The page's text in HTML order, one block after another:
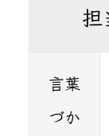
担
言葉
づか